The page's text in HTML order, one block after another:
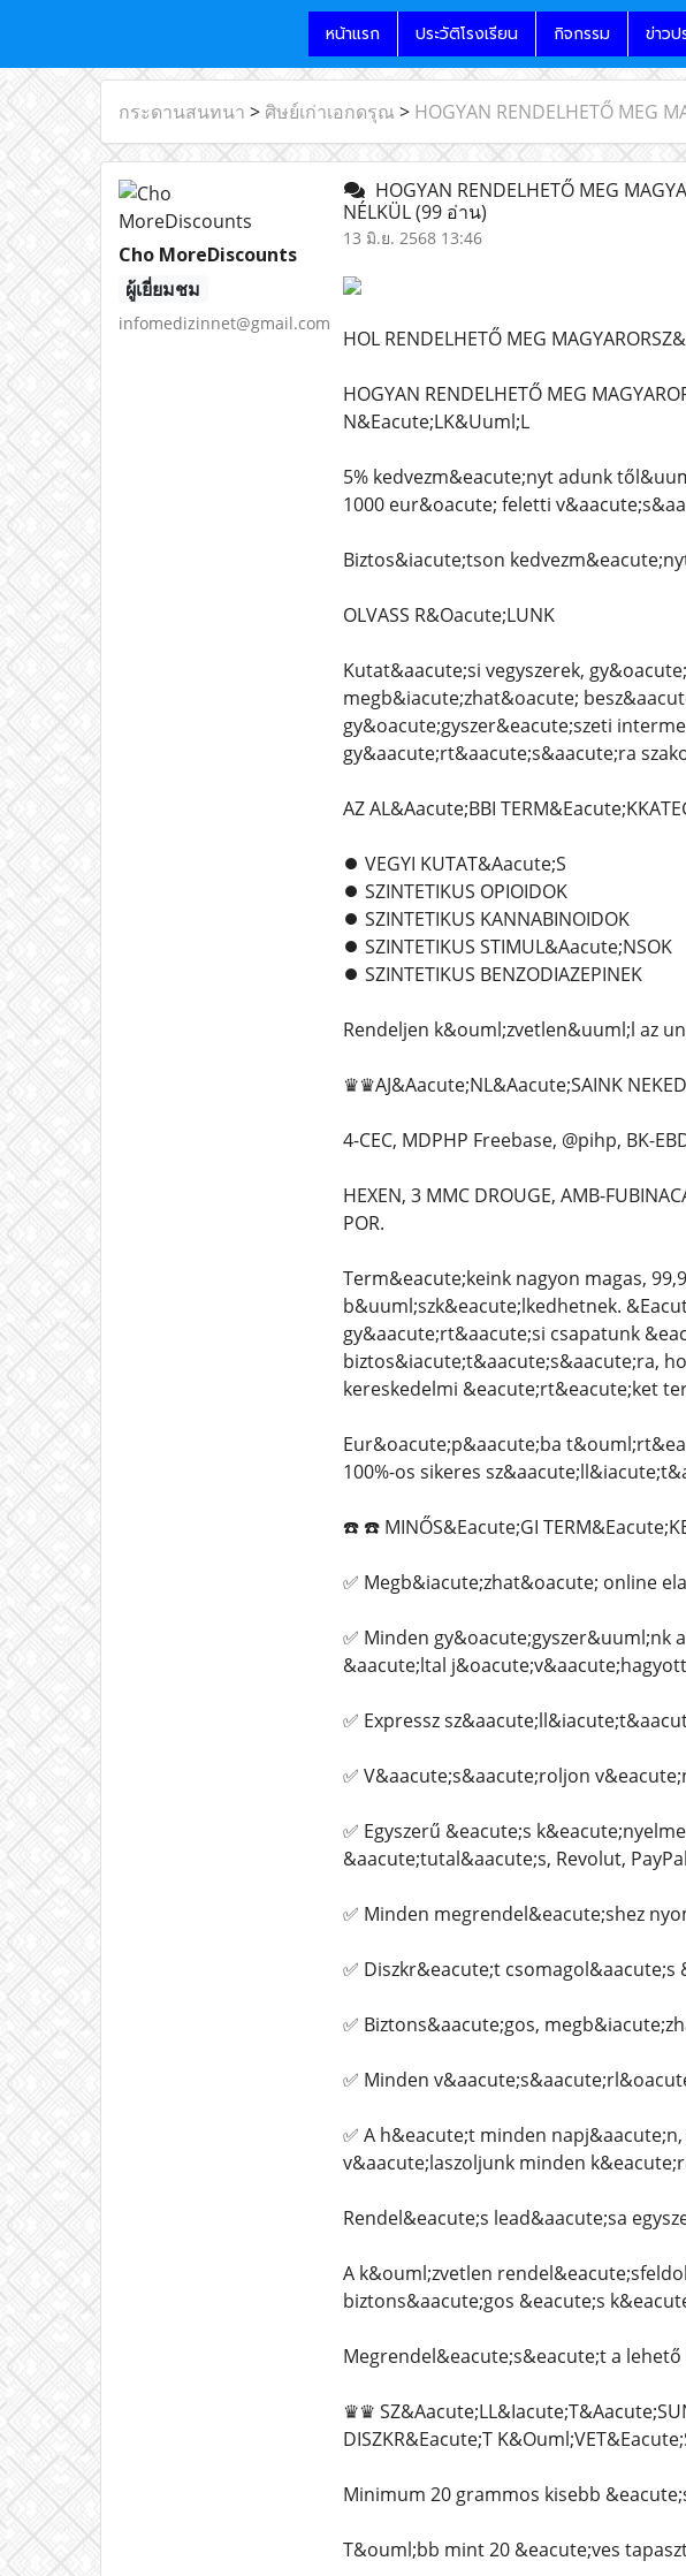
หน้าแรก ประวัติโรงเรียน กิจกรรม ข่าว
กระดานสนทนา > ศิษย์เก่าเอกดรุณ > HOGYAN RENDELHETŐ MEG
Cho MoreDiscounts
ผู้เยี่ยมชม
infomedizinnet@gmail.com
HOGYAN RENDELHETŐ MEG
NÉLKÜL(99 อ่าน)
13 มิ.ย. 2568 13:46
HOL RENDELHETŐ MEG
HOGYAN RENDELHETŐ MEG
N&Eacute;LK&Uuml;L
5% kedvezm&eacute;nyt adunk
1000 eur&oacute; feletti
Biztos&iacute;tson
OLVASS R&Oacute;LUNK
Kutat&aacute;si vegyszerek,
megb&iacute;zhat&oacute;
gy&oacute;gyszer&eacute;szeti
gy&aacute;rt&aacute;s&aacute;ra
AZ AL&Aacute;BBI
⏺️ VEGYI KUTAT&Aacute;S
⏺️ SZINTETIKUS OPIOIDOK
⏺️ SZINTETIKUS KANNABINOIDOK
⏺️ SZINTETIKUS STIMUL&Aacute;NSOK
⏺️ SZINTETIKUS BENZODIAZEPINEK
Rendeljen k&ouml;zvetlen&uuml;l az
♛♛AJ&Aacute;NL&Aacute;SAINK
4-CEC, MDPHP Freebase, @pihp, BK-
HEXEN, 3 MMC DROUGE, AMB-
POR.
Term&eacute;keink nagyon magas,
b&uuml;szk&eacute;lkedhetnek.
gy&aacute;rt&aacute;si csapatunk
biztos&iacute;t&aacute;s&aacute;ra,
kereskedelmi &eacute;rt&eacute;ket
Eur&oacute;p&aacute;ba
100%-os sikeres
☎️ ☎️ MINŐS&Eacute;GI
✅ Megb&iacute;zhat&oacute; online
✅ Minden gy&oacute;gyszer&uuml;nk
&aacute;ltal
✅ Expressz
✅ V&aacute;s&aacute;roljon
✅ Egyszerű &eacute;s
&aacute;tutal&aacute;s, Revolut,
✅ Minden megrendel&eacute;shez
✅ Diszkr&eacute;t
✅ Biztons&aacute;gos,
✅ Minden
✅ A h&eacute;t minden
v&aacute;laszoljunk minden
Rendel&eacute;s lead&aacute;sa
A k&ouml;zvetlen
biztons&aacute;gos &eacute;s
Megrendel&eacute;s&eacute;t a
♛♛
DISZKR&Eacute;T
Minimum 20 grammos kisebb
T&ouml;bb mint 20 &eacute;ves